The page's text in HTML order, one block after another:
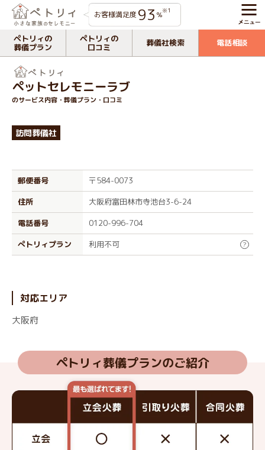
お客様満足度 93 %※1
ペトリィの
葬儀プラン
ペトリィの
口コミ
葬儀社検索 電話相談
ペットセレモニーラブ
のサービス内容・葬儀プラン・口コミ
訪問葬儀社
郵便番号
〒584-0073
住所
大阪府富田林市寺池台3-6-24
電話番号
0120-996-704
ぺトリィプラン
利用不可 ?
対応エリア
大阪府
ペトリィ葬儀プランのご紹介